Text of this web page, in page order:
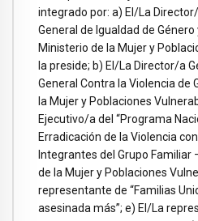
integrado por: a) El/La
General de Igualdad de
Ministerio de la Mujer y
la preside; b) El/La Director/a
General Contra la Violencia de
la Mujer y Poblaciones
Ejecutivo/a del “Programa
Erradicación de la Violencia
Integrantes del Grupo Familiar
de la Mujer y Poblaciones
representante de “Familias
asesinada más”; e) El/La